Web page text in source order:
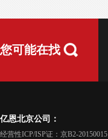
您可能在找
亿恩北京公司：
经营性ICP/ISP证：京B2-20150015